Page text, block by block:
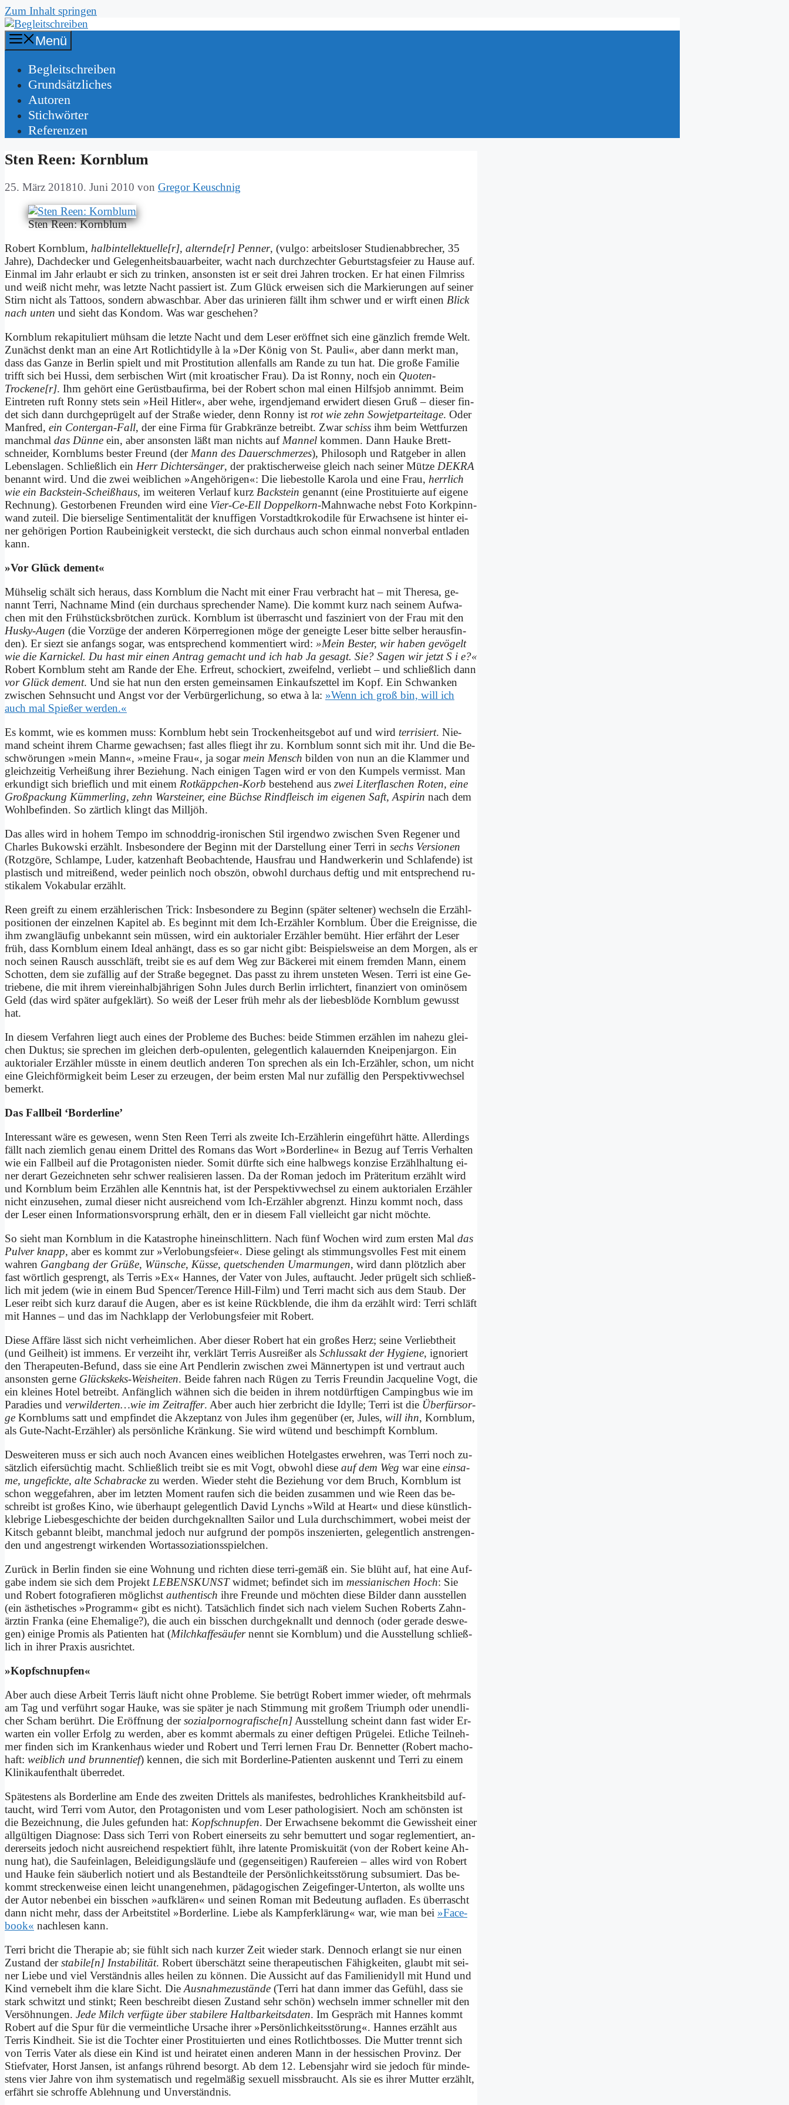
Zum Inhalt springen
Menü
Be­gleit­schrei­ben
Grund­sätz­li­ches
Au­toren
Stich­wör­ter
Re­fe­ren­zen
Sten Reen: Korn­blum
25. März 201810. Juni 2010 von Gregor Keuschnig
Sten Reen: Korn­blum
Ro­bert Korn­blum, halbintellektuelle[r], alternde[r] Pen­ner, (vul­go: ar­beits­lo­ser Stu­di­en­ab­bre­cher, 35
Jah­re), Dach­decker und Ge­le­gen­heits­bau­ar­bei­ter, wacht nach durch­zech­ter Ge­burts­tags­fei­er zu Hau­se auf.
Ein­mal im Jahr er­laubt er sich zu trin­ken, an­son­sten ist er seit drei Jah­ren trocken. Er hat ei­nen Film­riss
und weiß nicht mehr, was letz­te Nacht pas­siert ist. Zum Glück er­wei­sen sich die Mark­ierungen auf sei­ner
Stirn nicht als Tat­toos, son­dern ab­wasch­bar. Aber das uri­nie­ren fällt ihm schwer und er wirft ei­nen Blick
nach un­ten und sieht das Kon­dom. Was war ge­sche­hen?
Korn­blum re­ka­pi­tu­liert müh­sam die letz­te Nacht und dem Le­ser er­öff­net sich ei­ne gänz­lich frem­de Welt.
Zu­nächst denkt man an ei­ne Art Rot­licht­idyl­le à la »Der Kö­nig von St. Pau­li«, aber dann merkt man,
dass das Gan­ze in Ber­lin spielt und mit Pro­sti­tu­ti­on al­len­falls am Ran­de zu tun hat. Die gro­ße Fa­mi­lie
trifft sich bei Hus­si, dem ser­bi­schen Wirt (mit kroa­ti­scher Frau). Da ist Ron­ny, noch ein Quoten-
Trockene[r]. Ihm ge­hört ei­ne Gerüst­baufirma, bei der Ro­bert schon mal ei­nen Hilfs­job an­nimmt. Beim
Ein­tre­ten ruft Ron­ny stets sein »Heil Hit­ler«, aber we­he, ir­gend­je­mand er­wi­dert die­sen Gruß – die­ser fin­
det sich dann durch­ge­prü­gelt auf der Stra­ße wie­der, denn Ron­ny ist rot wie zehn Sowjet­partei­tage. Oder
Man­fred, ein Con­ter­gan-Fall, der ei­ne Fir­ma für Grab­krän­ze be­treibt. Zwarschiss ihm beim Wett­fur­zen
manch­mal das Dün­ne ein, aber an­son­sten läßt man nichts auf Man­nel kom­men. Dann Hau­ke Brett­
schnei­der, Korn­bl­ums be­ster Freund (der Mann des Dau­er­schmer­zes), Phi­lo­soph und Rat­ge­ber in al­len
Le­bens­la­gen. Schließ­lich ein Herr Dich­ter­sän­ger, der prak­ti­scher­wei­se gleich nach sei­ner Müt­ze DEKRA
be­nannt wird. Und die zwei weib­li­chen »An­ge­hö­ri­gen«: Die lie­bes­tol­le Ka­ro­la und ei­ne Frau, herr­lich
wie ein Back­stein-Scheiß­haus, im wei­te­ren Ver­lauf kurz Back­stein ge­nannt (ei­ne Pro­sti­tu­ier­te auf ei­ge­ne
Rech­nung). Ge­stor­be­nen Freun­den wird ei­ne Vier-Ce-Ell Dop­pel­korn-Mahn­wa­che nebst Fo­to Kork­pinn­
wand zu­teil. Die bier­se­li­ge Sen­ti­men­ta­li­tät der knuf­fi­gen Vorstadt­krokodile für Er­wach­se­ne ist hin­ter ei­
ner ge­hö­ri­gen Por­ti­on Raub­ei­nig­keit ver­steckt, die sich durch­aus auch schon ein­mal non­ver­bal ent­la­den
kann.
»Vor Glück de­ment«
Müh­se­lig schält sich her­aus, dass Korn­blum die Nacht mit ei­ner Frau ver­bracht hat – mit The­re­sa, ge­
nannt Ter­ri, Nach­na­me Mind (ein durch­aus spre­chen­der Na­me). Die kommt kurz nach sei­nem Auf­wa­
chen mit den Früh­stücks­bröt­chen zu­rück. Korn­blum ist über­rascht und fas­zi­niert von der Frau mit den
Hus­ky-Au­gen (die Vor­zü­ge der an­de­ren Kör­perregionen mö­ge der ge­neig­te Le­ser bit­te sel­ber her­aus­fin­
den). Er siezt sie an­fangs so­gar, was ent­spre­chend kom­men­tiert wird: »Mein Be­ster, wir ha­ben ge­vö­gelt
wie die Kar­nickel. Du hast mir ei­nen An­trag ge­macht und ich hab Ja ge­sagt. Sie? Sa­gen wir jetzt S i e?«
Ro­bert Korn­blum steht am Ran­de der Ehe. Er­freut, schockiert, zwei­felnd, ver­liebt – und schließ­lich dann
vor Glück de­ment. Und sie hat nun den er­sten ge­mein­sa­men Ein­kaufs­zettel im Kopf. Ein Schwan­ken
zwi­schen Sehn­sucht und Angst vor der Ver­bürger­lichung, so et­wa à la: »Wenn ich groß bin, will ich
auch mal Spie­ßer wer­den.«
Es kommt, wie es kom­men muss: Korn­blum hebt sein Trocken­heits­ge­bot auf und wird ter­ri­siert. Nie­
mand scheint ih­rem Charme ge­wach­sen; fast al­les fliegt ihr zu. Korn­blum sonnt sich mit ihr. Und die Be­
schwö­run­gen »mein Mann«, »mei­ne Frau«, ja so­gar mein Mensch bil­den von nun an die Klam­mer und
gleich­zei­tig Ver­hei­ßung ih­rer Be­zie­hung. Nach ei­ni­gen Ta­gen wird er von den Kum­pels ver­misst. Man
er­kun­digt sich brief­lich und mit ei­nem Rot­käpp­chen-Korb be­stehend aus zwei Li­ter­fla­schen Ro­ten, ei­ne
Groß­packung Küm­mer­ling, zehn War­stei­ner, ei­ne Büch­se Rind­fleisch im ei­ge­nen Saft, Aspi­rin nach dem
Wohl­be­fin­den. So zärt­lich klingt das Mill­jöh.
Das al­les wird in ho­hem Tem­po im schnodd­rig-iro­ni­schen Stil ir­gend­wo zwi­schen Sven Re­ge­ner und
Charles Bu­kow­ski er­zählt. Ins­be­son­de­re der Be­ginn mit der Dar­stel­lung ei­ner Ter­ri in sechs Ver­sio­nen
(Rotz­gö­re, Schlam­pe, Lu­der, kat­zen­haft Be­ob­ach­ten­de, Haus­frau und Hand­wer­ke­rin und Schla­fen­de) ist
pla­stisch und mit­rei­ßend, we­der pein­lich noch ob­szön, ob­wohl durch­aus def­tig und mit ent­spre­chend ru­
sti­ka­lem Vo­ka­bu­lar er­zählt.
Reen greift zu ei­nem er­zäh­le­ri­schen Trick: Ins­be­son­de­re zu Be­ginn (spä­ter sel­te­ner) wech­seln die Er­zähl­
po­si­tio­nen der ein­zel­nen Ka­pi­tel ab. Es be­ginnt mit dem Ich-Er­zäh­ler Korn­blum. Über die Er­eig­nis­se, die
ihm zwang­läu­fig un­be­kannt sein müs­sen, wird ein aukt­oria­ler Er­zäh­ler be­müht. Hier er­fährt der Le­ser
früh, dass Korn­blum ei­nem Ide­al an­hängt, dass es so gar nicht gibt: Bei­spiels­wei­se an dem Mor­gen, als er
noch sei­nen Rausch aus­schläft, treibt sie es auf dem Weg zur Bäcke­rei mit ei­nem frem­den Mann, ei­nem
Schot­ten, dem sie zu­fäl­lig auf der Stra­ße be­geg­net. Das passt zu ih­rem un­ste­ten We­sen. Ter­ri ist ei­ne Ge­
trie­be­ne, die mit ih­rem vier­ein­halb­jäh­ri­gen Sohn Ju­les durch Ber­lin irr­lich­tert, fi­nan­ziert von omi­nö­sem
Geld (das wird spä­ter auf­ge­klärt). So weiß der Le­ser früh mehr als der lie­bes­blö­de Korn­blum ge­wusst
hat.
In die­sem Ver­fah­ren liegt auch ei­nes der Pro­ble­me des Bu­ches: bei­de Stim­men er­zäh­len im na­he­zu glei­
chen Duk­tus; sie spre­chen im glei­chen derb-opu­len­ten, ge­le­gent­lich kalau­ernden Knei­pen­jar­gon. Ein
aukt­oria­ler Er­zäh­ler müss­te in ei­nem deut­lich an­de­ren Ton spre­chen als ein Ich-Er­zäh­ler, schon, um nicht
ei­ne Gleich­för­mig­keit beim Le­ser zu er­zeu­gen, der beim er­sten Mal nur zu­fäl­lig den Per­spek­tiv­wech­sel
be­merkt.
Das Fall­beil ‘Bor­der­line’
In­ter­es­sant wä­re es ge­we­sen, wenn Sten Reen Ter­ri als zwei­te Ich-Er­zäh­le­rin ein­ge­führt hät­te. Al­ler­dings
fällt nach ziem­lich ge­nau ei­nem Drit­tel des Ro­mans das Wort »Border­line« in Be­zug auf Ter­ris Ver­hal­ten
wie ein Fall­beil auf die Prot­ago­ni­sten nie­der. So­mit dürf­te sich ei­ne halb­wegs kon­zi­se Er­zähl­hal­tung ei­
ner der­art Ge­zeich­ne­ten sehr schwer rea­li­sie­ren las­sen. Da der Ro­man je­doch im Prä­ter­itum er­zählt wird
und Korn­blum beim Er­zäh­len al­le Kennt­nis hat, ist der Per­spek­tiv­wech­sel zu ei­nem aukt­oria­len Er­zäh­ler
nicht ein­zu­se­hen, zu­mal die­ser nicht aus­rei­chend vom Ich-Er­zäh­ler ab­grenzt. Hin­zu kommt noch, dass
der Le­ser ei­nen In­for­ma­ti­ons­vor­sprung er­hält, den er in die­sem Fall viel­leicht gar nicht möch­te.
So sieht man Korn­blum in die Ka­ta­stro­phe hin­ein­schlit­tern. Nach fünf Wo­chen wird zum er­sten Mal das
Pul­ver knapp, aber es kommt zur »Ver­lo­bungs­fei­er«. Die­se ge­lingt als stim­mungs­vol­les Fest mit ei­nem
wah­ren Gang­bang der Grü­ße, Wün­sche, Küs­se, quet­schen­den Um­ar­mun­gen, wird dann plötz­lich aber
fast wört­lich ge­sprengt, als Ter­ris »Ex« Han­nes, der Va­ter von Ju­les, auf­taucht. Je­der prü­gelt sich schließ­
lich mit je­dem (wie in ei­nem Bud Spencer/Terence Hill-Film) und Ter­ri macht sich aus dem Staub. Der
Le­ser reibt sich kurz dar­auf die Au­gen, aber es ist kei­ne Rück­blen­de, die ihm da er­zählt wird: Ter­ri schläft
mit Han­nes – und das im Nach­klapp der Ver­lo­bungs­fei­er mit Ro­bert.
Die­se Af­fä­re lässt sich nicht ver­heim­li­chen. Aber die­ser Ro­bert hat ein gro­ßes Herz; sei­ne Ver­liebt­heit
(und Geil­heit) ist im­mens. Er ver­zeiht ihr, ver­klärt Ter­ris Aus­rei­ßer als Schluss­akt der Hy­gie­ne, igno­riert
den The­ra­peu­ten-Be­fund, dass sie ei­ne Art Pend­le­rin zwi­schen zwei Män­ner­ty­pen ist und ver­traut auch
an­son­sten ger­ne Glücks­keks-Wei­s­hei­ten. Bei­de fah­ren nach Rü­gen zu Ter­ris Freun­din Jac­que­line Vogt, die
ein klei­nes Ho­tel be­treibt. An­fäng­lich wäh­nen sich die bei­den in ih­rem not­dürf­ti­gen Cam­ping­bus wie im
Pa­ra­dies und verwilderten…wie im Zeit­raf­fer. Aber auch hier zer­bricht die Idyl­le; Ter­ri ist die Über­für­sor­
ge Korn­bl­ums satt und emp­fin­det die Ak­zep­tanz von Ju­les ihm ge­gen­über (er, Ju­les, will ihn, Korn­blum,
als Gu­te-Nacht-Er­zäh­ler) als per­sön­li­che Krän­kung. Sie wird wü­tend und be­schimpft Korn­blum.
Des­wei­te­ren muss er sich auch noch Avan­cen ei­nes weib­li­chen Ho­tel­ga­stes er­weh­ren, was Ter­ri noch zu­
sätz­lich ei­fer­süch­tig macht. Schließ­lich treibt sie es mit Vogt, ob­wohl die­se auf dem Weg war ei­ne ein­sa­
me, un­ge­fick­te, al­te Schab­racke zu wer­den. Wie­der steht die Be­zie­hung vor dem Bruch, Korn­blum ist
schon weg­ge­fah­ren, aber im letz­ten Mo­ment rau­fen sich die bei­den zu­sam­men und wie Reen das be­
schreibt ist gro­ßes Ki­no, wie über­haupt ge­le­gent­lich Da­vid Lynchs »Wild at He­art« und die­se künst­lich-
kleb­ri­ge Lie­bes­ge­schich­te der bei­den durch­ge­knall­ten Sail­or und Lu­la durch­schim­mert, wo­bei meist der
Kitsch ge­bannt bleibt, manch­mal je­doch nur auf­grund der pom­pös in­sze­nier­ten, ge­le­gent­lich an­stren­gen­
den und an­ge­strengt wir­ken­den Wort­as­so­zia­ti­ons­spiel­chen.
Zu­rück in Ber­lin fin­den sie ei­ne Woh­nung und rich­ten die­se ter­ri-ge­mäß ein. Sie blüht auf, hat ei­ne Auf­
ga­be in­dem sie sich dem Pro­jekt LEBENSKUNSTwid­met; be­fin­det sich im mes­sia­ni­schen Hoch: Sie
und Ro­bert fo­to­gra­fie­ren mög­lichst au­then­tisch ih­re Freun­de und möch­ten die­se Bil­der dann aus­stel­len
(ein äs­the­ti­sches »Pro­gramm« gibt es nicht). Tat­sächlich fin­det sich nach vie­lem Su­chen Ro­berts Zahn­
ärz­tin Fran­ka (ei­ne Ehe­ma­li­ge?), die auch ein biss­chen durch­ge­knallt und den­noch (oder ge­ra­de des­we­
gen) ei­ni­ge Pro­mis als Pa­ti­en­ten hat (Milch­kaf­fe­säu­fernennt sie Korn­blum) und die Aus­stel­lung schließ­
lich in ih­rer Pra­xis aus­rich­tet.
»Kopf­schnup­fen«
Aber auch die­se Ar­beit Ter­ris läuft nicht oh­ne Pro­ble­me. Sie be­trügt Ro­bert im­mer wie­der, oft mehr­mals
am Tag und ver­führt so­gar Hau­ke, was sie spä­ter je nach Stim­mung mit gro­ßem Tri­umph oder un­end­li­
cher Scham be­rührt. Die Er­öff­nung dersozial­porno­grafische[n] Aus­stel­lung scheint dann fast wi­der Er­
war­ten ein vol­ler Er­folg zu wer­den, aber es kommt aber­mals zu ei­ner def­ti­gen Prü­ge­lei. Et­li­che Teil­neh­
mer fin­den sich im Kran­ken­haus wie­der und Ro­bert und Ter­ri ler­nen Frau Dr. Ben­net­ter (Ro­bert macho­
haft: weib­lich und brun­nen­tief) ken­nen, die sich mit Bor­der­line-Pa­ti­en­ten aus­kennt und Ter­ri zu ei­nem
Kli­nik­auf­ent­halt über­re­det.
Spä­te­stens als Bor­der­line am En­de des zwei­ten Drit­tels als ma­ni­fe­stes, be­droh­li­ches Krank­heits­bild auf­
taucht, wird Ter­ri vom Au­tor, den Prot­ago­ni­sten und vom Le­ser pa­tho­lo­gi­siert. Noch am schön­sten ist
die Be­zeich­nung, die Ju­les ge­fun­den hat: Kopf­schnupfen. Der Er­wach­se­ne be­kommt die Ge­wiss­heit ei­ner
all­gül­ti­gen Dia­gno­se: Dass sich Ter­ri von Ro­bert ei­ner­seits zu sehr be­mut­tert und so­gar re­gle­men­tiert, an­
de­rer­seits je­doch nicht aus­rei­chend re­spek­tiert fühlt, ih­re la­ten­te Pro­mis­kui­tät (von der Ro­bert kei­ne Ah­
nung hat), die Sauf­ein­la­gen, Be­lei­di­gungs­läu­fe und (ge­gen­sei­ti­gen) Rau­fe­rei­en – al­les wird von Ro­bert
und Hau­ke fein säu­ber­lich no­tiert und als Be­stand­tei­le der Persönlich­keitsstörung sub­su­miert. Das be­
kommt strecken­wei­se ei­nen leicht un­an­ge­neh­men, päd­ago­gi­schen Zei­ge­fin­ger-Un­ter­ton, als woll­te uns
der Au­tor ne­ben­bei ein biss­chen »auf­klä­ren« und sei­nen Ro­man mit Be­deu­tung auf­la­den. Es über­rascht
dann nicht mehr, dass der Ar­beits­ti­tel »Bor­der­line. Lie­be als Kamp­fer­klä­rung« war, wie man bei »Face­
book« nach­le­sen kann.
Ter­ri bricht die The­ra­pie ab; sie fühlt sich nach kur­zer Zeit wie­der stark. Den­noch er­langt sie nur ei­nen
Zu­stand derstabile[n] In­sta­bi­li­tät. Ro­bert über­schätzt sei­ne the­ra­peu­ti­schen Fä­hig­kei­ten, glaubt mit sei­
ner Lie­be und viel Ver­ständ­nis al­les hei­len zu kön­nen. Die Aus­sicht auf das Fa­mi­li­en­idyll mit Hund und
Kind ver­ne­belt ihm die kla­re Sicht. Die Aus­nah­me­zu­stän­de (Ter­ri hat dann im­mer das Ge­fühl, dass sie
stark schwitzt und stinkt; Reen be­schreibt die­sen Zu­stand sehr schön) wech­seln im­mer schnel­ler mit den
Ver­söhnungen. Je­de Milch ver­füg­te über sta­bi­le­re Halt­bar­keits­da­ten. Im Ge­spräch mit Han­nes kommt
Ro­bert auf die Spur für die ver­meint­li­che Ur­sa­che ih­rer »Persönlichkeits­störung«. Han­nes er­zählt aus
Ter­ris Kind­heit. Sie ist die Toch­ter ei­ner Pro­sti­tu­ier­ten und ei­nes Rot­licht­bos­ses. Die Mut­ter trennt sich
von Ter­ris Va­ter als die­se ein Kind ist und hei­ra­tet ei­nen an­de­ren Mann in der hes­si­schen Pro­vinz. Der
Stief­va­ter, Horst Jan­sen, ist an­fangs rüh­rend be­sorgt. Ab dem 12. Le­bens­jahr wird sie je­doch für min­de­
stens vier Jah­re von ihm sy­ste­ma­tisch und re­gel­mä­ßig se­xu­ell miss­braucht. Als sie es ih­rer Mut­ter er­zählt,
er­fährt sie schrof­fe Ab­leh­nung und Un­ver­ständ­nis.